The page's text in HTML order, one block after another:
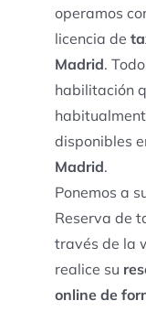
operamos
licencia de
Madrid.
habilitación
disponibles
Madrid.
Ponemos a
Reserva de
través de la
realice su
online de